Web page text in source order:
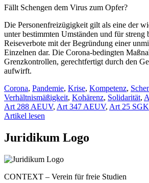
Fällt Schengen dem Virus zum Opfer?
Die Personenfreizügigkeit gilt als eine der
unter bestimmten Umständen und für
Reiseverbote mit der Begründung einer
Einzelnen dar. Die Corona-bedingten
Grenzkontrollen, gerechtfertigt durch den
aufwirft.
Corona, Pandemie, Krise, Kompetenz,
Verhältnismäßigkeit, Kohärenz, Solidarität,
Art 288 AEUV, Art 347 AEUV, Art 25 SGK
Artikel lesen
Juridikum Logo
CONTEXT – Verein für freie Studien